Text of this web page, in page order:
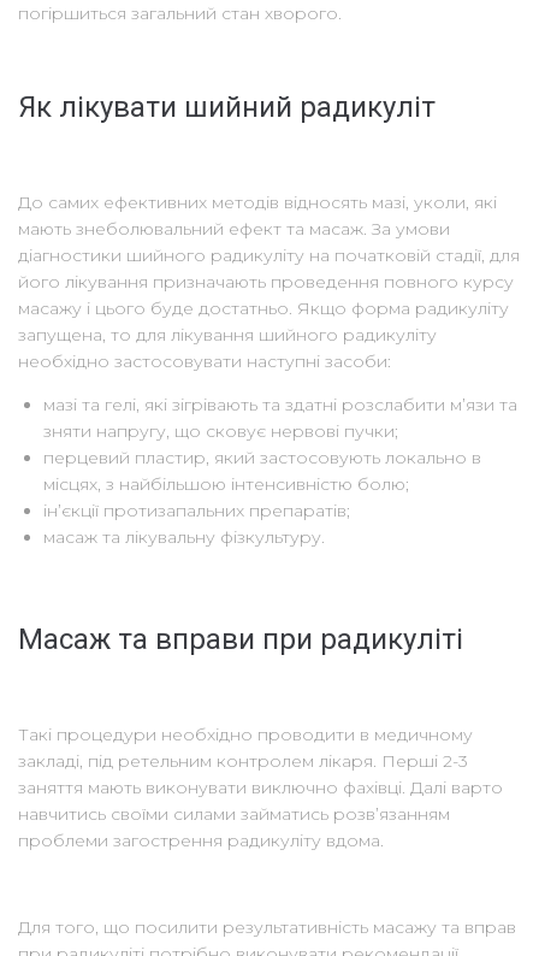
погіршиться загальний стан хворого.
Як лікувати шийний радикуліт
До самих ефективних методів відносять мазі, уколи, які
мають знеболювальний ефект та масаж. За умови
діагностики шийного радикуліту на початковій стадії, для
його лікування призначають проведення повного курсу
масажу і цього буде достатньо. Якщо форма радикуліту
запущена, то для лікування шийного радикуліту
необхідно застосовувати наступні засоби:
мазі та гелі, які зігрівають та здатні розслабити м’язи та
зняти напругу, що сковує нервові пучки;
перцевий пластир, який застосовують локально в
місцях, з найбільшою інтенсивністю болю;
ін’єкції протизапальних препаратів;
масаж та лікувальну фізкультуру.
Масаж та вправи при радикуліті
Такі процедури необхідно проводити в медичному
закладі, під ретельним контролем лікаря. Перші 2-3
заняття мають виконувати виключно фахівці. Далі варто
навчитись своїми силами займатись розв’язанням
проблеми загострення радикуліту вдома.
Для того, що посилити результативність масажу та вправ